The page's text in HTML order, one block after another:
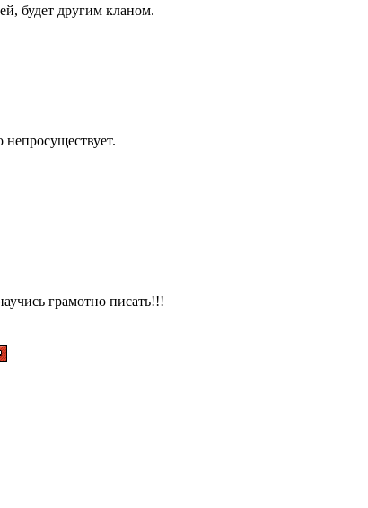
будет другим кланом.
непросуществует.
грамотно писать!!!